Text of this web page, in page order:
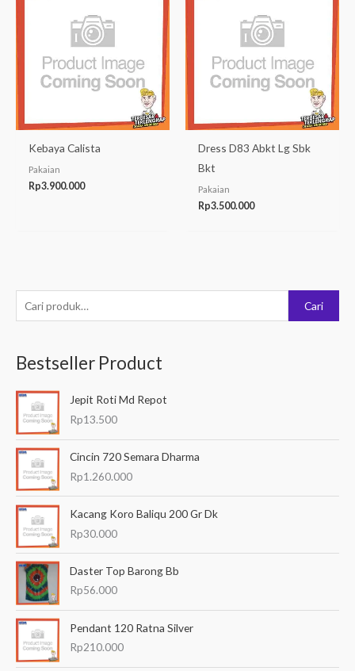
e
c
a
u
n
u
Cari
Bestseller Product
Jepit Roti Md Repot
Rp13.500
Cincin 720 Semara Dharma
Rp1.260.000
Kacang Koro Baliqu 200 Gr Dk
Rp30.000
Daster Top Barong Bb
Rp56.000
Pendant 120 Ratna Silver
Rp210.000
Kebaya Calista
Pakaian
Rp3.900.000
Dress D83 Abkt Lg Sbk
Bkt
Pakaian
Rp3.500.000